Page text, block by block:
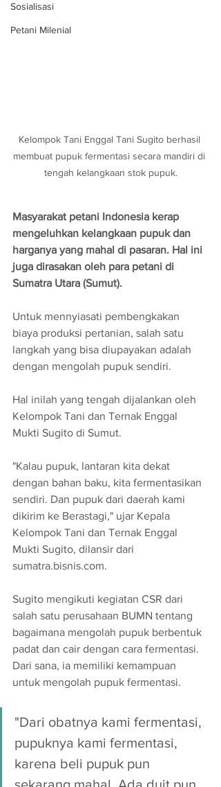
Sosialisasi
Petani Milenial
Kelompok Tani Enggal Tani Sugito berhasil
membuat pupuk fermentasi secara mandiri di
tengah kelangkaan stok pupuk.
Masyarakat petani Indonesia kerap
mengeluhkan kelangkaan pupuk dan
harganya yang mahal di pasaran. Hal ini
juga dirasakan oleh para petani di
Sumatra Utara (Sumut).
Untuk mennyiasati pembengkakan
biaya produksi pertanian, salah satu
langkah yang bisa diupayakan adalah
dengan mengolah pupuk sendiri.
Hal inilah yang tengah dijalankan oleh
Kelompok Tani dan Ternak Enggal
Mukti Sugito di Sumut.
"Kalau pupuk, lantaran kita dekat
dengan bahan baku, kita fermentasikan
sendiri. Dan pupuk dari daerah kami
dikirim ke Berastagi," ujar Kepala
Kelompok Tani dan Ternak Enggal
Mukti Sugito, dilansir dari
sumatra.bisnis.com.
Sugito mengikuti kegiatan CSR dari
salah satu perusahaan BUMN tentang
bagaimana mengolah pupuk berbentuk
padat dan cair dengan cara fermentasi.
Dari sana, ia memiliki kemampuan
untuk mengolah pupuk fermentasi.
"Dari obatnya kami fermentasi,
pupuknya kami fermentasi,
karena beli pupuk pun